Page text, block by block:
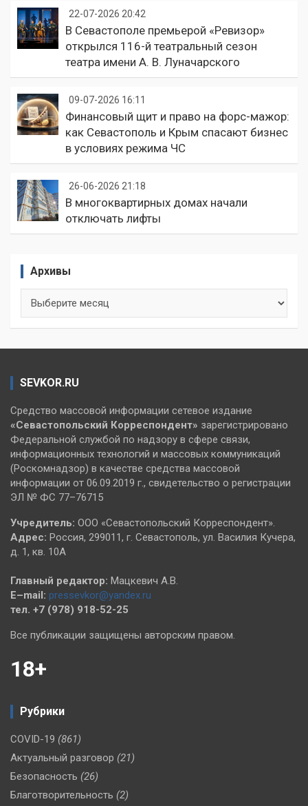
22-07-2026 20:42
В Севастополе премьерой «Ревизор»
открылся 116-й театральный сезон
театра имени А. В. Луначарского
09-07-2026 16:11
Финансовый щит и право на форс-мажор:
как Севастополь и Крым спасают бизнес
в условиях режима ЧС
26-06-2026 21:18
В многоквартирных домах начали
отключать лифты
Архивы
SEVKOR.RU
Средство массовой информации сетевое издание
«Севастопольский Корреспондент» зарегистрировано
Федеральной службой по надзору в сфере связи,
информационных технологий и массовых коммуникаций
(Роскомнадзор) в качестве средства массовой
информации от 06.09.2019 г., свидетельство о регистрации
ЭЛ № ФС 77–76715
Учредитель: ООО «Севастопольский Корреспондент».
Адрес: Россия, 299011, г. Севастополь, ул. Василия Кучера,
д. 1, кв. 10А
Главный редактор: Мацкевич А.В.
E–mail: pressevkor@yandex.ru
тел. +7 (978) 918-52-25
Все публикации защищены авторским правом.
18+
Рубрики
COVID-19 (861)
Актуальный разговор (21)
Безопасность (26)
Благотворительность (2)